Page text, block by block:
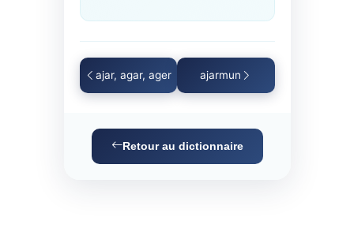
ajar, agar, ager ajarmun
Retour au dictionnaire